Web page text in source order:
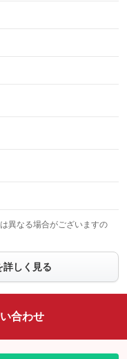
装備なし
ロントカメラ
装備なし
装備なし
ーフレール
装備なし
装備なし
異なる場合がございますの
詳しく見る
合わせ